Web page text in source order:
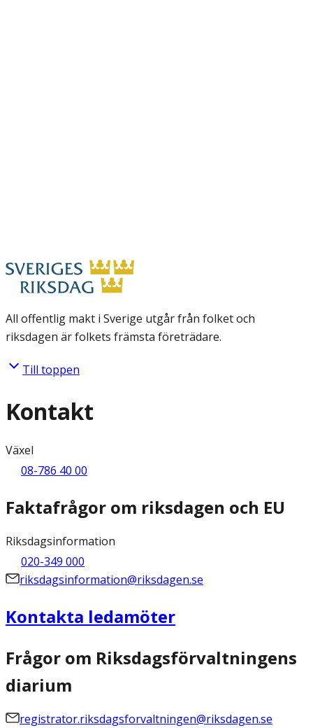
All offentlig makt i Sverige utgår från folket och
riksdagen är folkets främsta företrädare.
Till toppen
Kontakt
Växel
08-786 40 00
Faktafrågor om riksdagen och EU
Riksdagsinformation
020-349 000
riksdagsinformation@riksdagen.se
Kontakta ledamöter
Frågor om Riksdagsförvaltningens
diarium
registrator.riksdagsforvaltningen@riksdagen.se